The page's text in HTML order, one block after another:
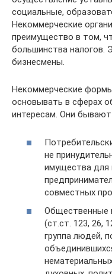
социальные,
Некоммерческие
преимущество в том,
большинства налогов.
бизнесмены.
Некоммерческие
основывать в сферах
интересам. Они
не
имущества для
совместных
Общественные
(ст.ст. 123, 26,
группа людей,